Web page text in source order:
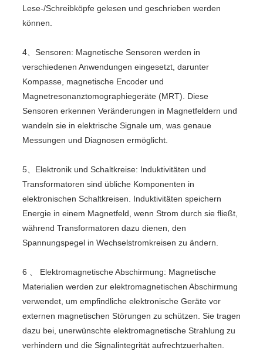
Lese-/Schreibköpfe gelesen und geschrieben werden
können.
4、Sensoren: Magnetische Sensoren werden in
verschiedenen Anwendungen eingesetzt, darunter
Kompasse, magnetische Encoder und
Magnetresonanztomographiegeräte (MRT). Diese
Sensoren erkennen Veränderungen in Magnetfeldern und
wandeln sie in elektrische Signale um, was genaue
Messungen und Diagnosen ermöglicht.
5、Elektronik und Schaltkreise: Induktivitäten und
Transformatoren sind übliche Komponenten in
elektronischen Schaltkreisen. Induktivitäten speichern
Energie in einem Magnetfeld, wenn Strom durch sie fließt,
während Transformatoren dazu dienen, den
Spannungspegel in Wechselstromkreisen zu ändern.
6 、 Elektromagnetische Abschirmung: Magnetische
Materialien werden zur elektromagnetischen Abschirmung
verwendet, um empfindliche elektronische Geräte vor
externen magnetischen Störungen zu schützen. Sie tragen
dazu bei, unerwünschte elektromagnetische Strahlung zu
verhindern und die Signalintegrität aufrechtzuerhalten.